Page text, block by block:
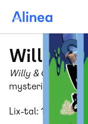
hovedindhold
Willy og
Willy & Onkeler
mysterier!
Lix-tal: 16